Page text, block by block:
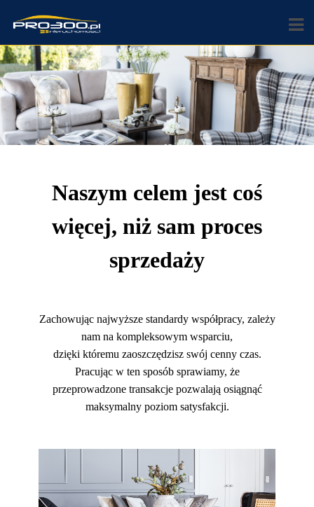
Naszym celem jest coś
więcej, niż sam proces
sprzedaży
Zachowując najwyższe standardy współpracy, zależy
nam na kompleksowym wsparciu,
dzięki któremu zaoszczędzisz swój cenny czas.
Pracując w ten sposób sprawiamy, że
przeprowadzone transakcje pozwalają osiągnąć
maksymalny poziom satysfakcji.